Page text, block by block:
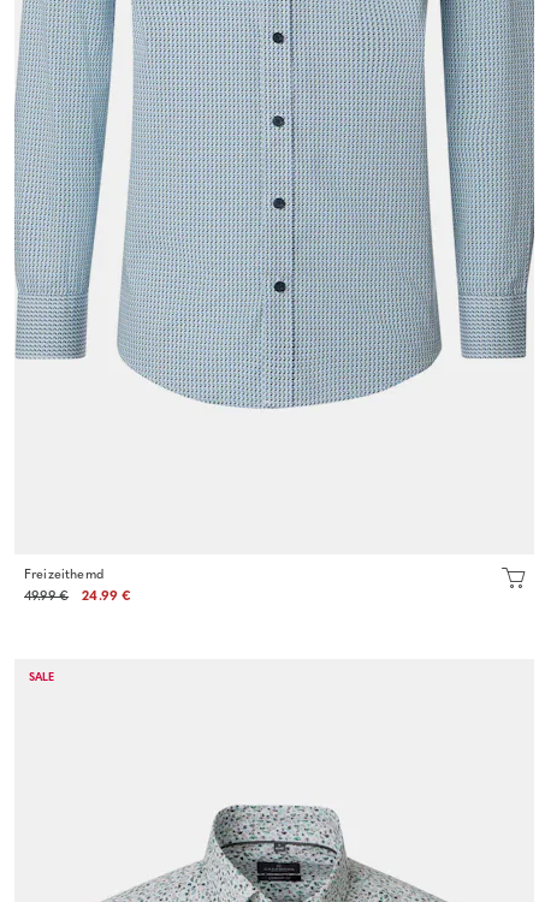
Freizeithemd
49.99 €
24.99 €
SALE